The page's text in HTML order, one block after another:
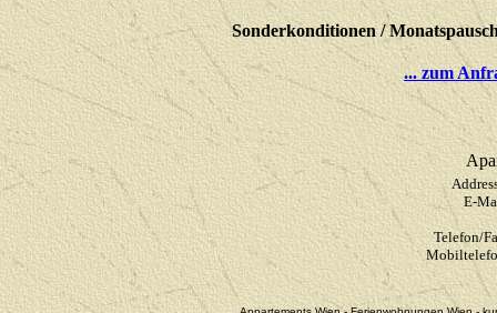
Sonderkonditionen /
... zum
E-
Telefon/